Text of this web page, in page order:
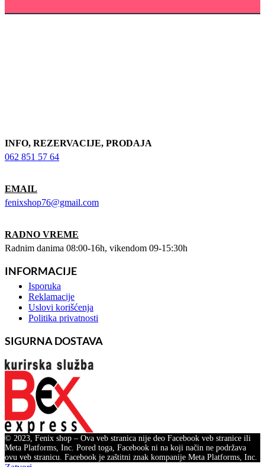
INFO, REZERVACIJE, PRODAJA
062 851 57 64
EMAIL
fenixshop76@gmail.com
RADNO VREME
Radnim danima 08:00-16h, vikendom 09-15:30h
INFORMACIJE
Menu
Isporuka
Reklamacije
Uslovi korišćenja
Politika privatnosti
SIGURNA DOSTAVA
© 2023, Fenix shop – Ova veb stranica nije deo Facebook veb stranice ili
Meta Platforms, Inc. Pored toga, Facebook ni na koji način ne podržava
ovu veb stranicu. Facebook je zaštitni znak kompanije Meta Platforms, Inc.